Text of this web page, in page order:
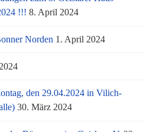
!!! 8. April 2024
Norden 1. April 2024
den 29.04.2024 in Vilich-
30. März 2024